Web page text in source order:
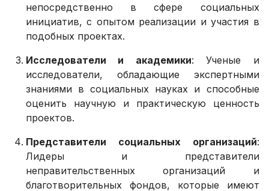
непосредственно в сфере социальных
инициатив, с опытом реализации и участия в
подобных проектах.
Исследователи и академики: Ученые и
исследователи, обладающие экспертными
знаниями в социальных науках и способные
оценить научную и практическую ценность
проектов.
Представители социальных организаций:
Лидеры и представители
неправительственных организаций и
благотворительных фондов, которые имеют